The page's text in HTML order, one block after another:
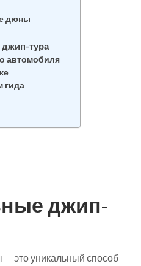
дюны
тура
автомобиля
гида
джип-
это уникальный способ